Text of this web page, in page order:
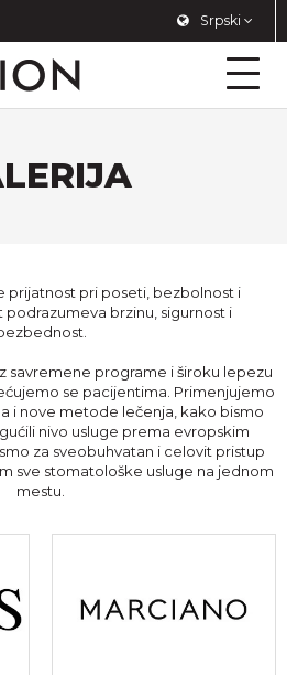
Srpski
prijatnost pri poseti, bezbolnost i
podrazumeva brzinu, sigurnost i
savremene programe i široku lepezu
se pacijentima. Primenjujemo
i nove metode lečenja, kako bismo
nivo usluge prema evropskim
za sveobuhvatan i celovit pristup
sve stomatološke usluge na jednom
mestu.